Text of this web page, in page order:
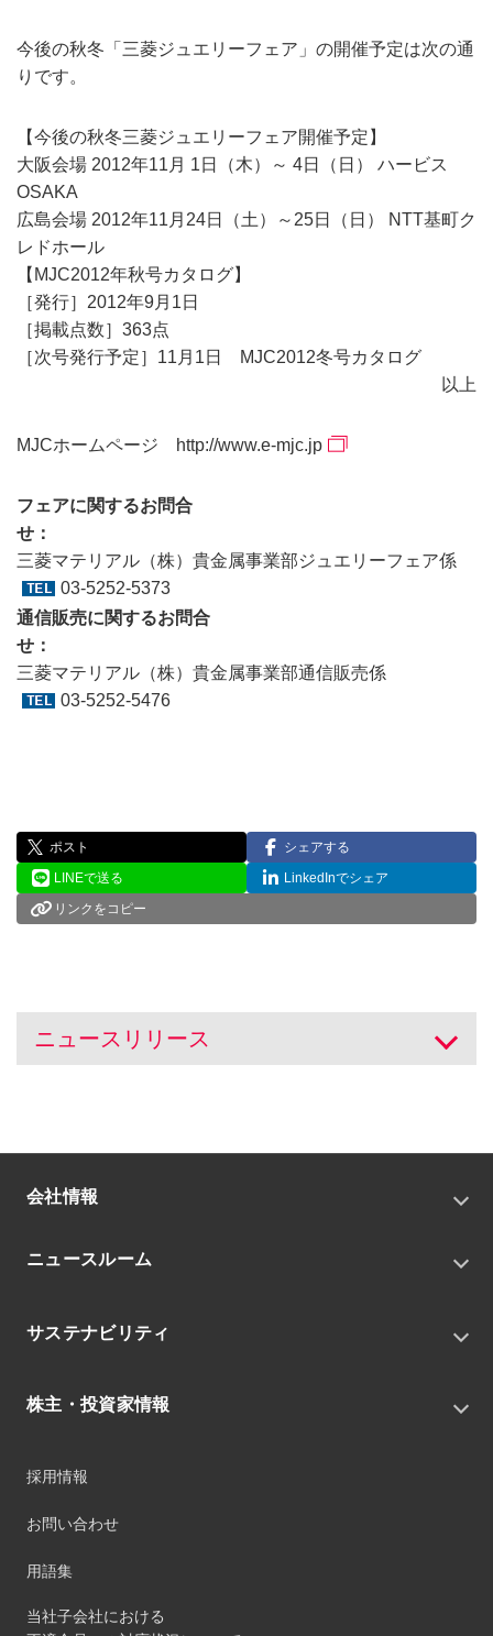
今後の秋冬「三菱ジュエリーフェア」の開催予定は次の通
りです。
【今後の秋冬三菱ジュエリーフェア開催予定】
大阪会場 2012年11月 1日（木）～ 4日（日） ハービス
OSAKA
広島会場 2012年11月24日（土）～25日（日） NTT基町ク
レドホール
【MJC2012年秋号カタログ】
［発行］2012年9月1日
［掲載点数］363点
［次号発行予定］11月1日 MJC2012冬号カタログ
以上
MJCホームページ http://www.e-mjc.jp
フェアに関するお問合
せ
三菱マテリアル（株）貴金属事業部ジュエリーフェア係
03-5252-5373
通信販売に関するお問合
せ
三菱マテリアル（株）貴金属事業部通信販売係
03-5252-5476
ポスト
シェアする
LINEで送る
LinkedInでシェア
リンクをコピー
ニュースリリース 開く
会社情報
会社概要
中期経営戦略
役員
事業
ニュースルーム
トピックス
IRニュース
サステナビリティ
環境
ガバナンス
マテリアリティ
サステナビリティデータ
株主・投資家情報
財務ハイライト
IRカレンダー
個人投資家のみなさまへ
採用情報
お問い合わせ
用語集
当社子会社における